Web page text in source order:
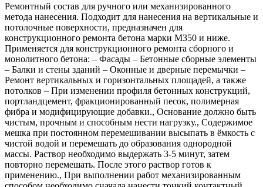
Ремонтный состав для ручного или механизированного
метода нанесения. Подходит для нанесения на вертикальные и
потолочные поверхности, предназначен для
конструкционного ремонта бетона марки М350 и ниже.
Применяется для конструкционного ремонта сборного и
монолитного бетона: – Фасады – Бетонные сборные элементы
– Балки и стены зданий – Оконные и дверные перемычки –
Ремонт вертикальных и горизонтальных площадей, а также
потолков – При изменении профиля бетонных конструкций,
портландцемент, фракционированный песок, полимерная
фибра и модифицирующие добавки., Основание должно быть
чистым, прочным и способным нести нагрузку., Содержимое
мешка при постоянном перемешивании высыпать в ёмкость с
чистой водой и перемешать до образования однородной
массы. Раствор необходимо выдержать 3-5 минут, затем
повторно перемешать. После этого раствор готов к
применению., При выполнении работ механизированным